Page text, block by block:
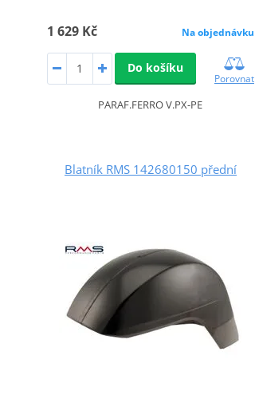
1 629 Kč Na objednávku
Do košíku
Porovnat
PARAF.FERRO V.PX-PE
Blatník RMS 142680150 přední